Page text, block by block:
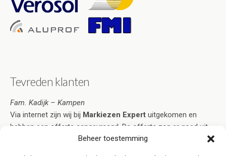
Beheer toestemming
Tevreden klanten
Fam. Kadijk – Kampen
Via internet zijn wij bij Markiezen Expert uitgekomen en
hebben een offerte aangevraagd. De offerte zag er goed uit
en voorzag in al onze wensen. Na acceptatie duurde het niet